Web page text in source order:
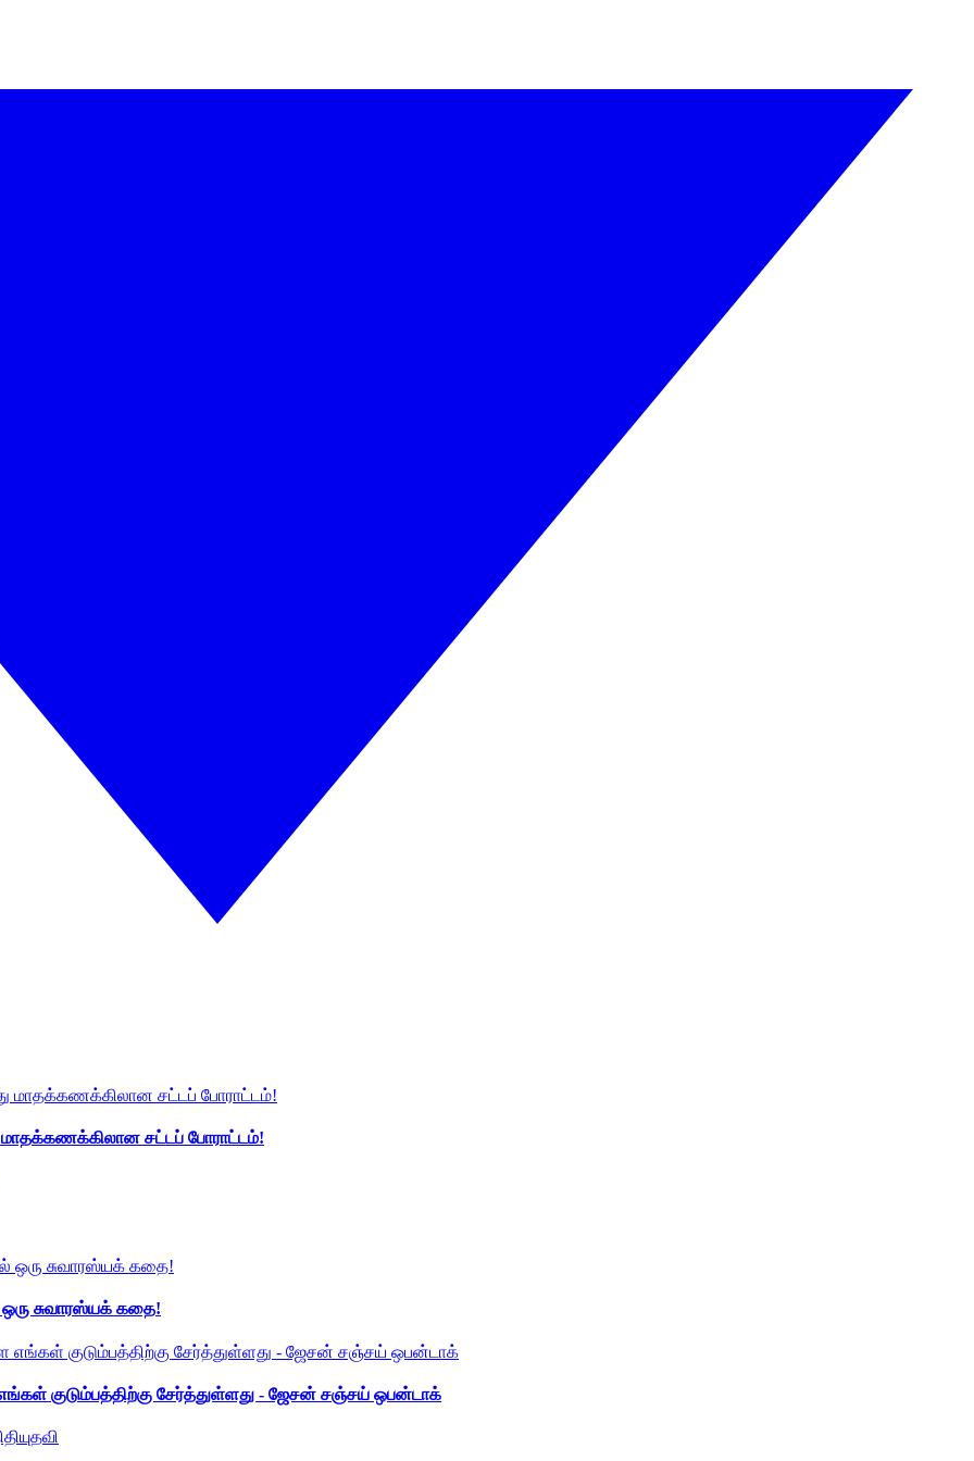
மாதக்கணக்கிலான சட்டப் போராட்டம்!
சுவாரஸ்யக் கதை!
எங்கள் குடும்பத்திற்கு சேர்த்துள்ளது - ஜேசன் சஞ்சய் ஒபன்டாக்